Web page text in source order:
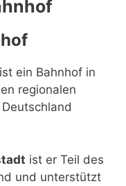
ist ein Bahnhof in
regionalen
ist er Teil des
und unterstützt